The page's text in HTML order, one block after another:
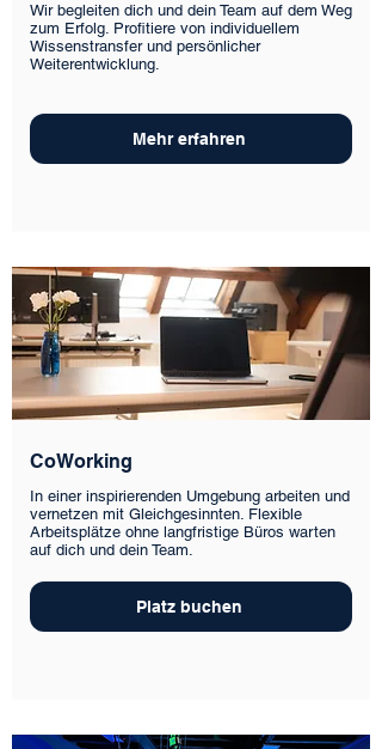
Wir begleiten dich und dein Team auf dem Weg
zum Erfolg. Profitiere von individuellem
Wissenstransfer und persönlicher
Weiterentwicklung.
Mehr erfahren
CoWorking
In einer inspirierenden Umgebung arbeiten und
vernetzen mit Gleichgesinnten. Flexible
Arbeitsplätze ohne langfristige Büros warten
auf dich und dein Team.
Platz buchen